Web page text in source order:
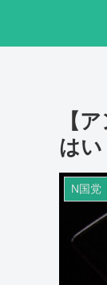
【
はい
N国党